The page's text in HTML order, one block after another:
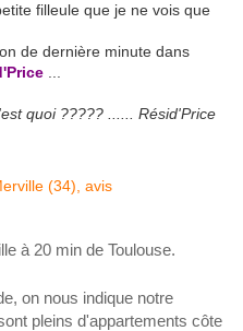
filleule que je ne vois que
de dernière minute dans
quoi ????? ...... Résid'Price
à 20 min de Toulouse.
on nous indique notre
pleins d'appartements côte